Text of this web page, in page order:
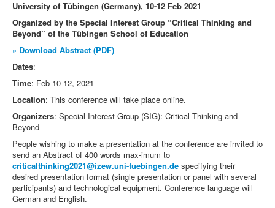
University of Tübingen (Germany), 10-12 Feb 2021
Organized by the Special Interest Group “Critical Thinking and
Beyond” of the Tübingen School of Education
» Download Abstract (PDF)
Dates:
Time: Feb 10-12, 2021
Location: This conference will take place online.
Organizers: Special Interest Group (SIG): Critical Thinking and
Beyond
People wishing to make a presentation at the conference are invited to
send an Abstract of 400 words max-imum to
criticalthinking2021@izew.uni-tuebingen.de specifying their
desired presentation format (single presentation or panel with several
participants) and technological equipment. Conference language will
German and English.